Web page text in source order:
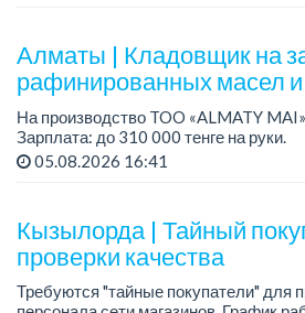
Алматы | Кладовщик на
рафинированных масел
На производство TOO «ALMATY
Зарплата: до 310 000 тенге на руки.
График работы: 5/2, с 08.00 до 17.00.
05.08.2026 16:41
Кызылорда | Тайный
проверки качества
Требуются "тайные покупатели" для